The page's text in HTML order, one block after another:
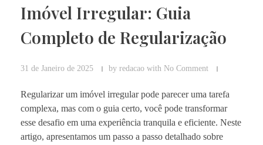
Imóvel Irregular: Guia
Completo de Regularização
31 de Janeiro de 2025 by redacao with No Comment
Regularizar um imóvel irregular pode parecer uma tarefa
complexa, mas com o guia certo, você pode transformar
esse desafio em uma experiência tranquila e eficiente. Neste
artigo, apresentamos um passo a passo detalhado sobre